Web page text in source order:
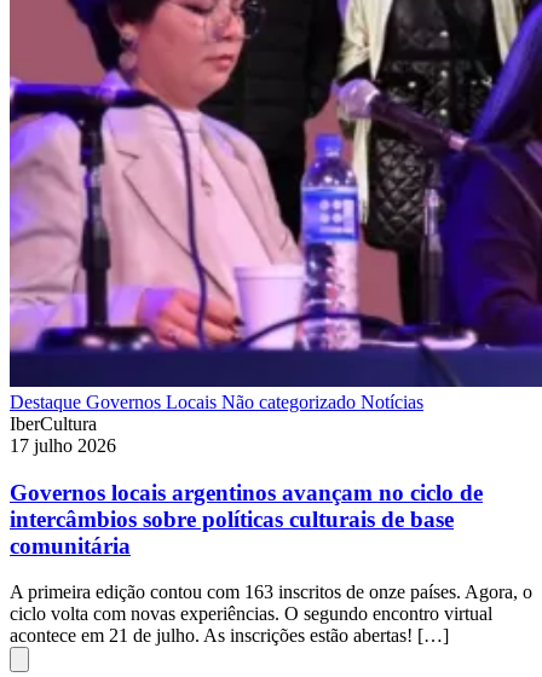
Destaque Governos Locais Não categorizado Notícias
IberCultura
17 julho 2026
Governos locais argentinos avançam no ciclo de
intercâmbios sobre políticas culturais de base
comunitária
A primeira edição contou com 163 inscritos de onze países. Agora, o
ciclo volta com novas experiências. O segundo encontro virtual
acontece em 21 de julho. As inscrições estão abertas! […]